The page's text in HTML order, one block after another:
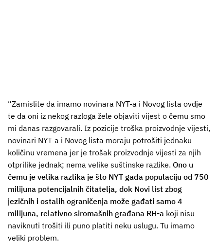
“Zamislite da imamo novinara NYT-a i Novog lista ovdje
te da oni iz nekog razloga žele objaviti vijest o čemu smo
mi danas razgovarali. Iz pozicije troška proizvodnje vijesti,
novinari NYT-a i Novog lista moraju potrošiti jednaku
količinu vremena jer je trošak proizvodnje vijesti za njih
otprilike jednak; nema velike suštinske razlike. Ono u
čemu je velika razlika je što NYT gađa populaciju od 750
milijuna potencijalnih čitatelja, dok Novi list zbog
jezičnih i ostalih ograničenja može gađati samo 4
milijuna, relativno siromašnih građana RH-a koji nisu
naviknuti trošiti ili puno platiti neku uslugu. Tu imamo
veliki problem.